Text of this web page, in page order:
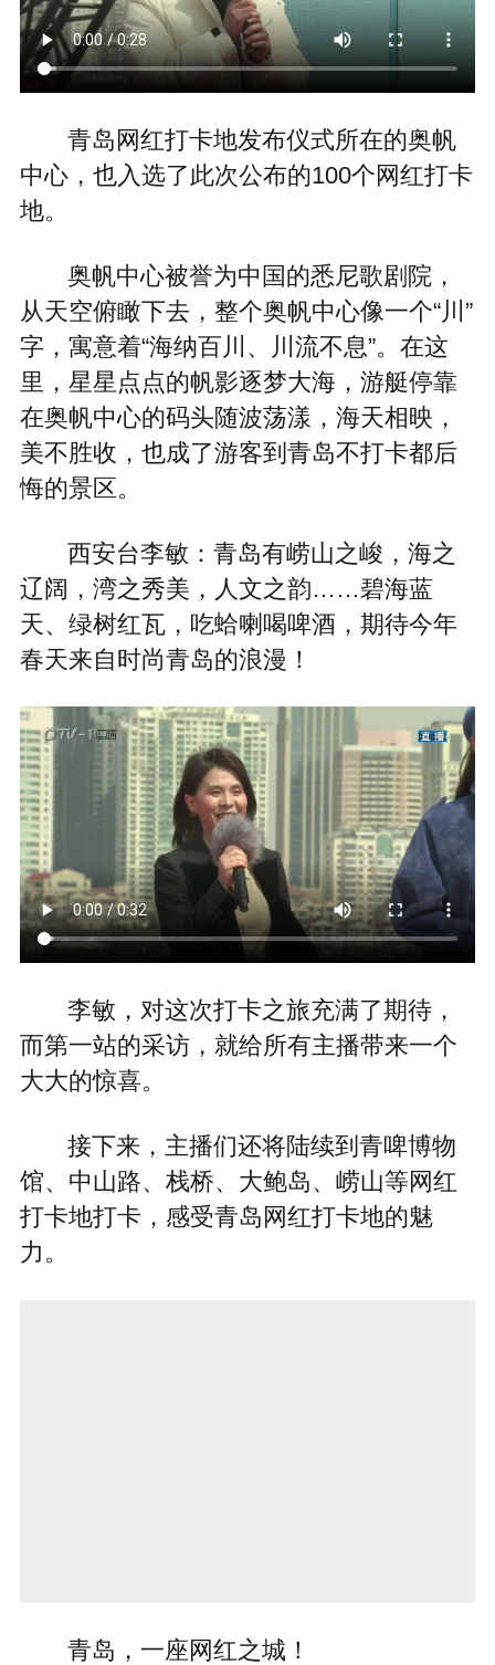
青岛网红打卡地发布仪式所在的奥帆
中心，也入选了此次公布的100个网红打卡
地。
奥帆中心被誉为中国的悉尼歌剧院，
从天空俯瞰下去，整个奥帆中心像一个“川”
字，寓意着“海纳百川、川流不息”。在这
里，星星点点的帆影逐梦大海，游艇停靠
在奥帆中心的码头随波荡漾，海天相映，
美不胜收，也成了游客到青岛不打卡都后
悔的景区。
西安台李敏：青岛有崂山之峻，海之
辽阔，湾之秀美，人文之韵……碧海蓝
天、绿树红瓦，吃蛤喇喝啤酒，期待今年
春天来自时尚青岛的浪漫！
李敏，对这次打卡之旅充满了期待，
而第一站的采访，就给所有主播带来一个
大大的惊喜。
接下来，主播们还将陆续到青啤博物
馆、中山路、栈桥、大鲍岛、崂山等网红
打卡地打卡，感受青岛网红打卡地的魅
力。
青岛，一座网红之城！